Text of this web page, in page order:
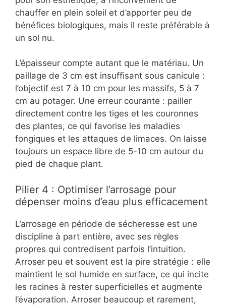
chauffer en plein soleil et d’apporter peu de
bénéfices biologiques, mais il reste préférable à
un sol nu.
L’épaisseur compte autant que le matériau. Un
paillage de 3 cm est insuffisant sous canicule :
l’objectif est 7 à 10 cm pour les massifs, 5 à 7
cm au potager. Une erreur courante : pailler
directement contre les tiges et les couronnes
des plantes, ce qui favorise les maladies
fongiques et les attaques de limaces. On laisse
toujours un espace libre de 5-10 cm autour du
pied de chaque plant.
Pilier 4 : Optimiser l’arrosage pour
dépenser moins d’eau plus efficacement
L’arrosage en période de sécheresse est une
discipline à part entière, avec ses règles
propres qui contredisent parfois l’intuition.
Arroser peu et souvent est la pire stratégie : elle
maintient le sol humide en surface, ce qui incite
les racines à rester superficielles et augmente
l’évaporation. Arroser beaucoup et rarement,